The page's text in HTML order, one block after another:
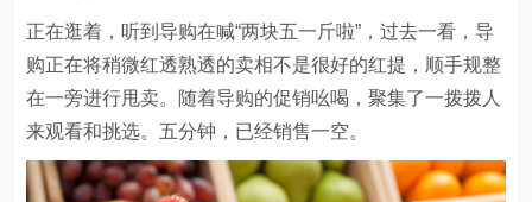
正在逛着，听到导购在喊“两块五一斤啦”，过去一看，导
购正在将稍微红透熟透的卖相不是很好的红提，顺手规整
在一旁进行甩卖。随着导购的促销吆喝，聚集了一拨拨人
来观看和挑选。五分钟，已经销售一空。